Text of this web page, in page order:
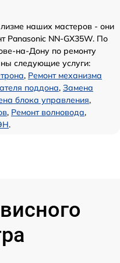
наших мастеров - они
Panasonic NN-GX35W. По
на-Дону по ремонту
следующие услуги:
, Ремонт механизма
поддона, Замена
блока управления,
, Ремонт волновода,
.